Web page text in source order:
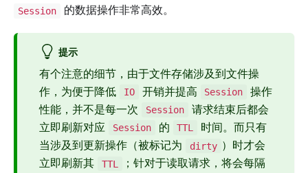
Session 的数据操作非常高效。
提示
有个注意的细节，由于文件存储涉及到文件操
作，为便于降低
IO 开销并提高 Session
操作
性能，并不是每一次
Session
请求结束后都会
立即刷新对应
Session 的 TTL
时间。而只有
当涉及到更新操作（被标记为
dirty ）时才会
立即刷新其
TTL ；针对于读取请求，将会每隔